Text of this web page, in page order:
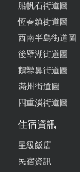
船帆石街道圖
恆春鎮街道圖
西南半島街道圖
後壁湖街道圖
鵝鑾鼻街道圖
滿州街道圖
四重溪街道圖
住宿資訊
星級飯店
民宿資訊